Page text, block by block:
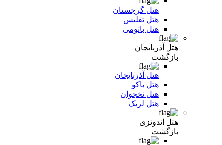
هتل گرجستان
هتل تفلیس
هتل باتومی
هتل آذربایجان
بازگشت
هتل آذربایجان
هتل باکو
هتل نخجوان
هتل لریک
هتل اندونزی
بازگشت